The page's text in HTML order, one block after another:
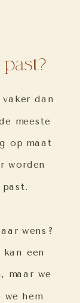
dan
meeste
op maat
worden
wens?
kan een
maar we
we hem